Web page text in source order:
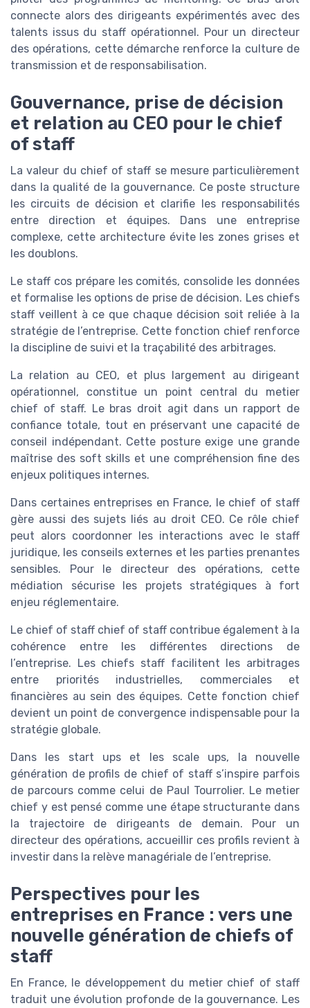
connecte alors des dirigeants expérimentés avec des
talents issus du staff opérationnel. Pour un directeur
des opérations, cette démarche renforce la culture de
transmission et de responsabilisation.
Gouvernance, prise de décision
et relation au CEO pour le chief
of staff
La valeur du chief of staff se mesure particulièrement
dans la qualité de la gouvernance. Ce poste structure
les circuits de décision et clarifie les responsabilités
entre direction et équipes. Dans une entreprise
complexe, cette architecture évite les zones grises et
les doublons.
Le staff cos prépare les comités, consolide les données
et formalise les options de prise de décision. Les chiefs
staff veillent à ce que chaque décision soit reliée à la
stratégie de l’entreprise. Cette fonction chief renforce
la discipline de suivi et la traçabilité des arbitrages.
La relation au CEO, et plus largement au dirigeant
opérationnel, constitue un point central du metier
chief of staff. Le bras droit agit dans un rapport de
confiance totale, tout en préservant une capacité de
conseil indépendant. Cette posture exige une grande
maîtrise des soft skills et une compréhension fine des
enjeux politiques internes.
Dans certaines entreprises en France, le chief of staff
gère aussi des sujets liés au droit CEO. Ce rôle chief
peut alors coordonner les interactions avec le staff
juridique, les conseils externes et les parties prenantes
sensibles. Pour le directeur des opérations, cette
médiation sécurise les projets stratégiques à fort
enjeu réglementaire.
Le chief of staff chief of staff contribue également à la
cohérence entre les différentes directions de
l’entreprise. Les chiefs staff facilitent les arbitrages
entre priorités industrielles, commerciales et
financières au sein des équipes. Cette fonction chief
devient un point de convergence indispensable pour la
stratégie globale.
Dans les start ups et les scale ups, la nouvelle
génération de profils de chief of staff s’inspire parfois
de parcours comme celui de Paul Tourrolier. Le metier
chief y est pensé comme une étape structurante dans
la trajectoire de dirigeants de demain. Pour un
directeur des opérations, accueillir ces profils revient à
investir dans la relève managériale de l’entreprise.
Perspectives pour les
entreprises en France : vers une
nouvelle génération de chiefs of
staff
En France, le développement du metier chief of staff
traduit une évolution profonde de la gouvernance. Les